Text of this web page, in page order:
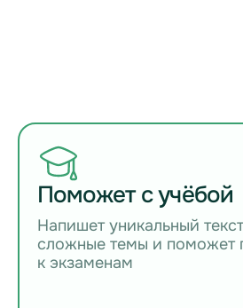
Поможет с учёбой
Напишет уникальный
сложные темы и поможет
к экзаменам